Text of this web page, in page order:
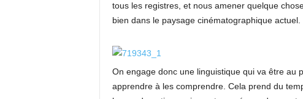
tous les registres, et nous amener quelque
bien dans le paysage cinématographique actuel.
On engage donc une linguistique qui va être au
apprendre à les comprendre. Cela prend du